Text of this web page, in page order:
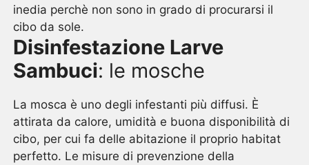
inedia perchè non sono in grado di procurarsi il
cibo da sole.
Disinfestazione Larve
Sambuci: le mosche
La mosca è uno degli infestanti più diffusi. È
attirata da calore, umidità e buona disponibilità di
cibo, per cui fa delle abitazione il proprio habitat
perfetto. Le misure di prevenzione della